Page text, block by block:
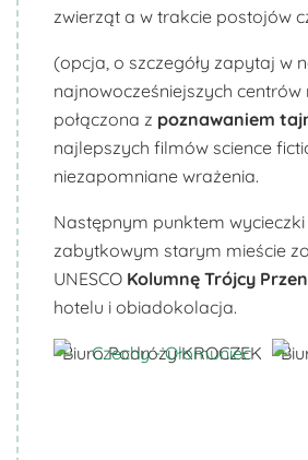
zwierząt a w trakcie postojów
(opcja, o szczegóły zapytaj w
najnowocześniejszych
połączona z poznawaniem
najlepszych filmów science
niezapomniane wrażenia.
Następnym punktem
zabytkowym starym mieście
UNESCO Kolumnę Trójcy
hotelu i obiadokolacja.
Biuro Podróży KROCZEK